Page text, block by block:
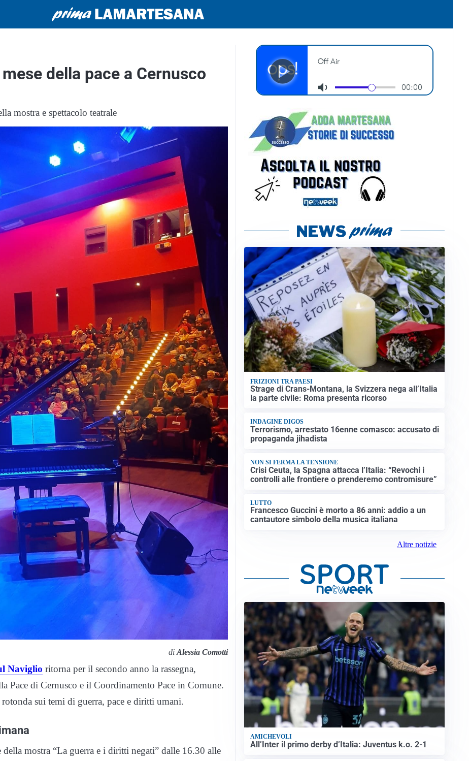
della pace a Cernusco
mostra e spettacolo teatrale
diAlessia Comotti
Naviglio ritorna per il secondo anno la rassegna,
Pace di Cernusco e il Coordinamento Pace in Comune.
sui temi di guerra, pace e diritti umani.
mostra “La guerra e i diritti negati” dalle 16.30 alle
FRIZIONI TRA PAESI
Strage di Crans-Montana, la Svizzera nega all’Italia
la parte civile: Roma presenta ricorso
INDAGINE DIGOS
Terrorismo, arrestato 16enne comasco: accusato di
propaganda jihadista
NON SI FERMA LA TENSIONE
Crisi Ceuta, la Spagna attacca l’Italia: “Revochi i
controlli alle frontiere o prenderemo contromisure”
LUTTO
Francesco Guccini è morto a 86 anni: addio a un
cantautore simbolo della musica italiana
Altre notizie
AMICHEVOLI
All’Inter il primo derby d’Italia: Juventus k.o. 2-1